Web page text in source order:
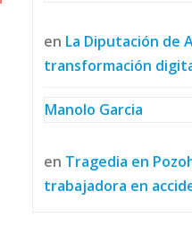
en La Diputación de
transformación
Manolo Garcia
en Tragedia en
trabajadora en